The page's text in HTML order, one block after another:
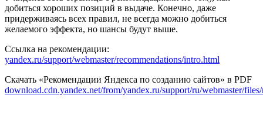
добиться хороших позиций в выдаче. Конечно, даже
придерживаясь всех правил, не всегда можно добиться
желаемого эффекта, но шансы будут выше.
Ссылка на рекомендации:
yandex.ru/support/webmaster/recommendations/intro.html
Скачать «Рекомендации Яндекса по созданию сайтов» в PDF
download.cdn.yandex.net/from/yandex.ru/support/ru/webmaster/